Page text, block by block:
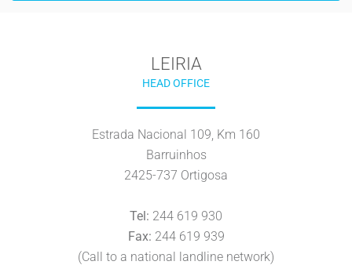
LEIRIA
HEAD OFFICE
Estrada Nacional 109, Km 160
Barruinhos
2425-737 Ortigosa
Tel: 244 619 930
Fax: 244 619 939
(Call to a national landline network)